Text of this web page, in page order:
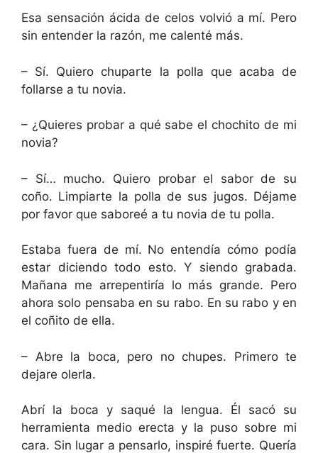
Esa sensación ácida de celos volvió a mí. Pero
sin entender la razón, me calenté más.
– Sí. Quiero chuparte la polla que acaba de
follarse a tu novia.
– ¿Quieres probar a qué sabe el chochito de mi
novia?
– Sí… mucho. Quiero probar el sabor de su
coño. Limpiarte la polla de sus jugos. Déjame
por favor que saboreé a tu novia de tu polla.
Estaba fuera de mí. No entendía cómo podía
estar diciendo todo esto. Y siendo grabada.
Mañana me arrepentiría lo más grande. Pero
ahora solo pensaba en su rabo. En su rabo y en
el coñito de ella.
– Abre la boca, pero no chupes. Primero te
dejare olerla.
Abrí la boca y saqué la lengua. Él sacó su
herramienta medio erecta y la puso sobre mi
cara. Sin lugar a pensarlo, inspiré fuerte. Quería